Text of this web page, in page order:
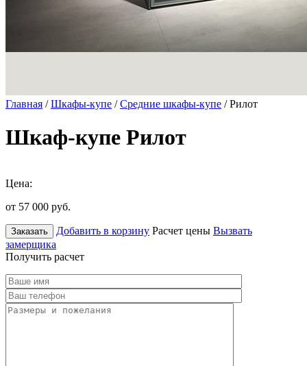
Главная /Шкафы-купе /Средние шкафы-купе / Рилот
Шкаф-купе Рилот
Цена:
от 57 000 руб.
Заказать Добавить в корзину Расчет цены Вызвать
замерщика
Получить расчет